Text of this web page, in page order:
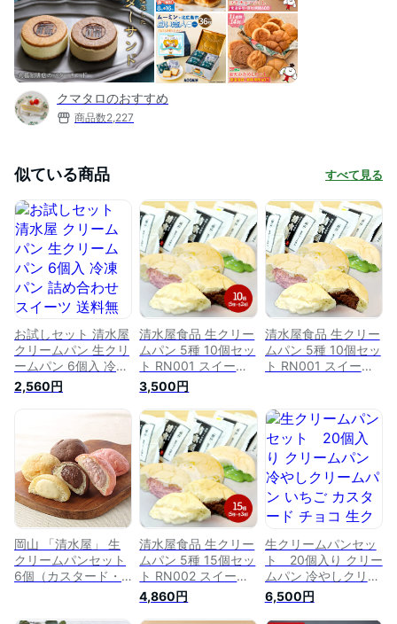
クマタロのおすすめ
商品数2,227
似ている商品 すべて見る
お試しセット 清水屋
クリームパン 生クリ
ームパン 6個入 冷凍
パン 詰め合わせ ス
イーツ 送料無料 お
取り寄せスイーツ お
土産 冷凍 生クリー
ム ギフト お菓子 個
包装 抹茶 いちご チ
ョコ チーズ
2,560円
清水屋食品 生クリー
ムパン 5種 10個セッ
ト RN001 スイーツ
生クリームパン 冷凍
パン カスタード チ
ョコ 抹茶 いちご 苺
チーズ レモン お土
産 手土産 プレゼン
ト お取り寄せ 内祝
い お礼 ギフト 送料
無料 個包装 日持ち
2024
3,500円
清水屋食品 生クリー
ムパン 5種 10個セッ
ト RN001 スイーツ
ョコ 抹茶 いちご 苺
チーズ レモン お土
産 手土産 プレゼン
ト お取り寄せ 内祝
い お礼 ギフト 2022
実用的 スイーツギフ
岡山 「清水屋」 生
クリームパンセット
6個（カスタード・
清水屋食品 生クリー
ムパン 5種 15個セッ
ト RN002 スイーツ
生クリームパン 冷凍
パン カスタード チ
4,860円
生クリームパンセッ
ト 20個入り クリー
ムパン 冷やしクリー
ムパン いちご カス
タード チョコ 生ク
6,500円